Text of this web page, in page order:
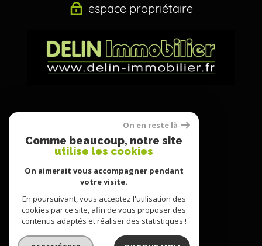
espace propriétaire
Nous
suivre
Nous
adhérons
On en reste là
Comme beaucoup, notre site
utilise les cookies
On aimerait vous accompagner pendant
votre visite.
En poursuivant, vous acceptez l'utilisation des
cookies par ce site, afin de vous proposer des
contenus adaptés et réaliser des statistiques !